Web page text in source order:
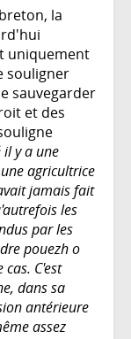
la
uniquement
souligner
sauvegarder
et des
il y a une
agricultrice
jamais fait
les
par les
pouezh o
C'est
dans sa
antérieure
assez